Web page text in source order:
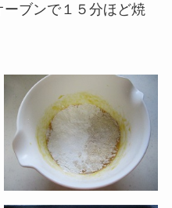
ブンで１５分ほど焼